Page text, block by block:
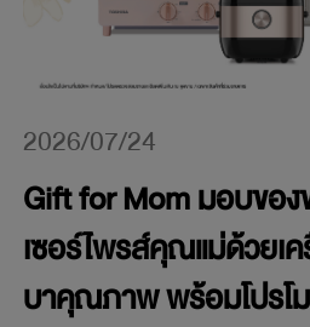
Gift for Mom มอบขอ
เซอร์ไพรส์คุณแม่ด้วยเ
บาคุณภาพ พร้อมโปรโ
2026/07/24